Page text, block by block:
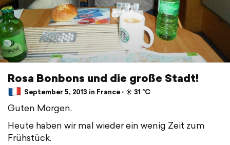
Rosa Bonbons und die große Stadt!
September 5, 2013 in France ⋅ ☀️ 31 °C
Guten Morgen.
Heute haben wir mal wieder ein wenig Zeit zum
Frühstück.